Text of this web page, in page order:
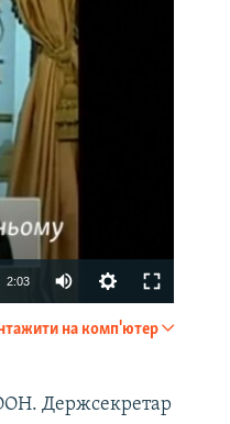
2:03
на комп'ютер
ООН. Держсекретар